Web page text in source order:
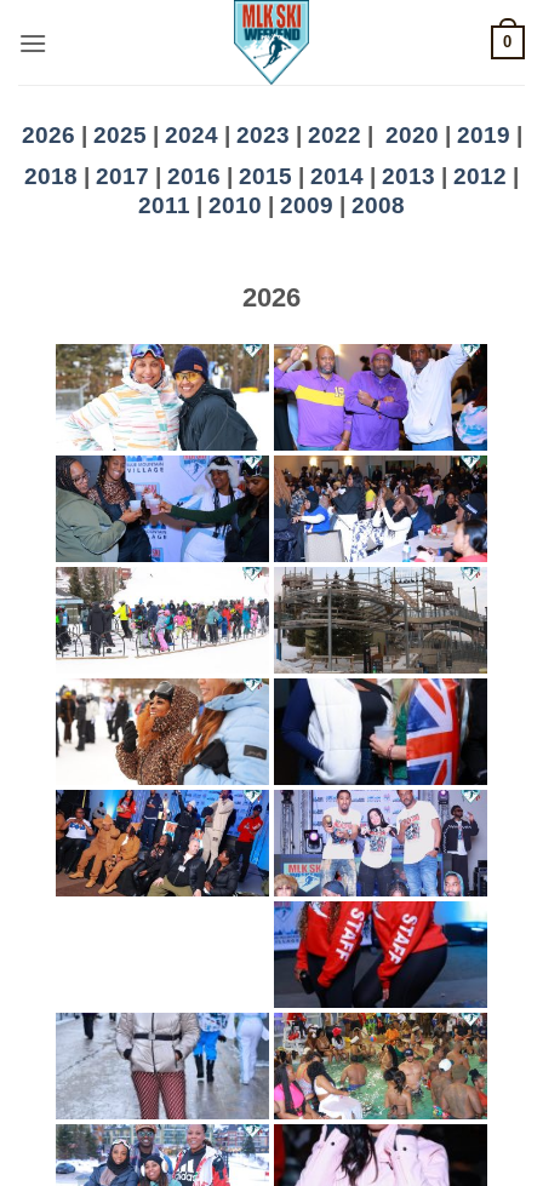
0
2026 2025 2024| 2023 2022 2020 2019
2018 | 2017 | 2016 | 2015 | 2014 | 2013 | 2012 |
2011 | 2010 | 2009 | 2008
2026